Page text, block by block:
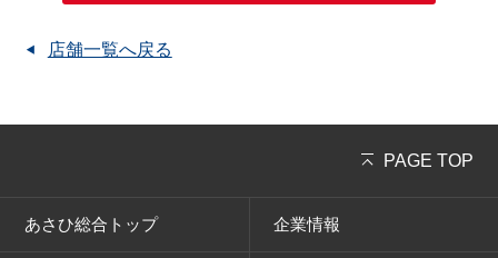
店舗一覧へ戻る
PAGE TOP
あさひ総合トップ 企業情報